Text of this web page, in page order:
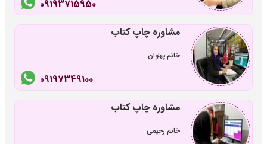
09193715950
مشاوره چاپ کتاب
خانم پهلوان
09197349100
مشاوره چاپ کتاب
خانم رحیمی